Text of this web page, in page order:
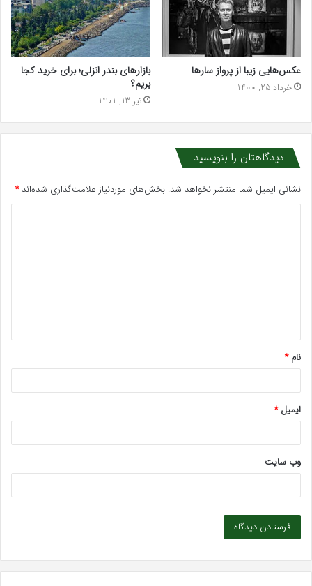
عکس‌هایی زیبا از پرواز سارها
خرداد 25, 1400
بازارهای بندر انزلی؛ برای خرید کجا
بریم؟
تیر 13, 1401
دیدگاهتان را بنویسید
نشانی ایمیل شما منتشر نخواهد شد. بخش‌های موردنیاز علامت‌گذاری شده‌اند*
*
نام*
ایمیل*
وب‌ سایت